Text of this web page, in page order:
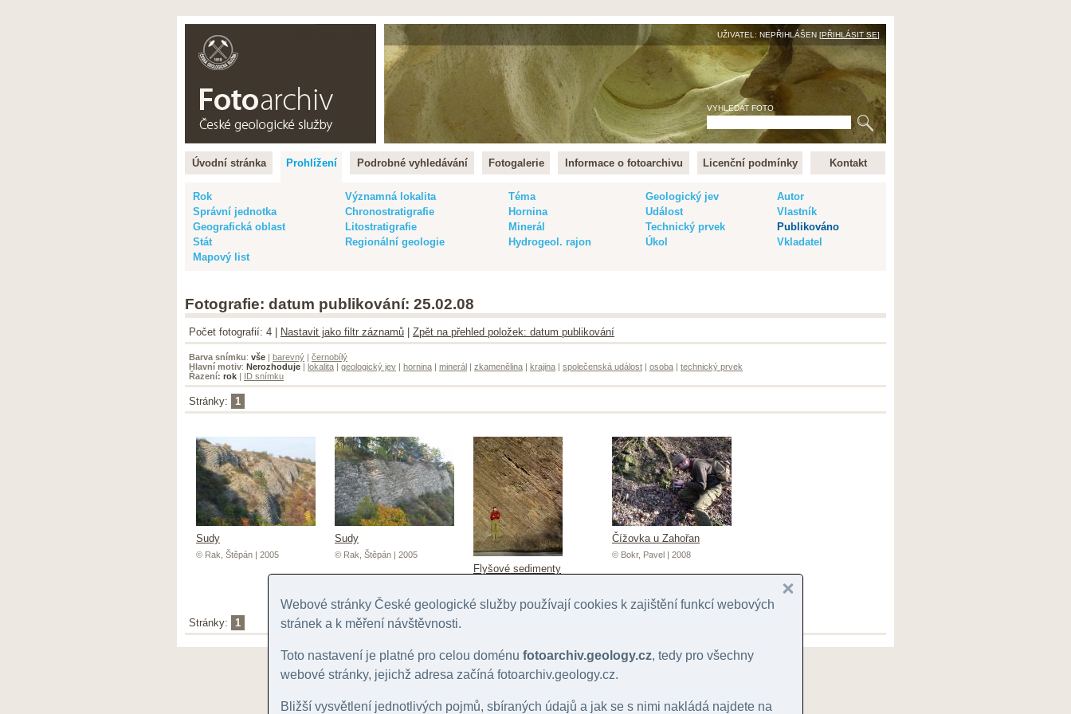
UŽIVATEL: NEPŘIHLÁŠEN [PŘIHLÁSIT SE]
VYHLEDAT FOTO
Úvodní stránka Prohlížení Podrobné vyhledávání Fotogalerie Informace o fotoarchivu Licenční podmínky Kontakt
Rok Významná lokalita Téma Geologický jev
Autor
Správní jednotka
Chronostratigrafie Hornina Událost
Vlastník
Geografická oblast
Litostratigrafie Minerál Technický prvek
Publikováno
Stát
Regionální geologie Hydrogeol. rajon Úkol
Vkladatel
Mapový list
Fotografie: datum publikování: 25.02.08
Počet fotografií: 4 | Nastavit jako filtr záznamů Zpět na přehled položek: datum publikování
Barva snímku: vše | barevný | černobílý
Hlavní motiv: Nerozhoduje | lokalita | geologický jev | hornina | minerál | zkamenělina | krajina | společenská událost | osoba | technický prvek
Řazení: rok | ID snímku
Stránky: 1
Sudy
© Rak, Štěpán | 2005
Sudy
© Rak, Štěpán | 2005
Flyšové sedimenty
Čížovka u Zahořan
© Bokr, Pavel | 2008
Stránky: 1
Webové stránky České geologické služby používají cookies k zajištění funkcí webových
stránek a k měření návštěvnosti.
Toto nastavení je platné pro celou doménu fotoarchiv.geology.cz, tedy pro všechny
webové stránky, jejichž adresa začíná fotoarchiv.geology.cz.
Bližší vysvětlení jednotlivých pojmů, sbíraných údajů a jak se s nimi nakládá najdete na